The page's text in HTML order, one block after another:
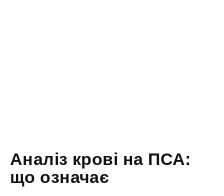
Аналіз крові на ПСА:
що означає